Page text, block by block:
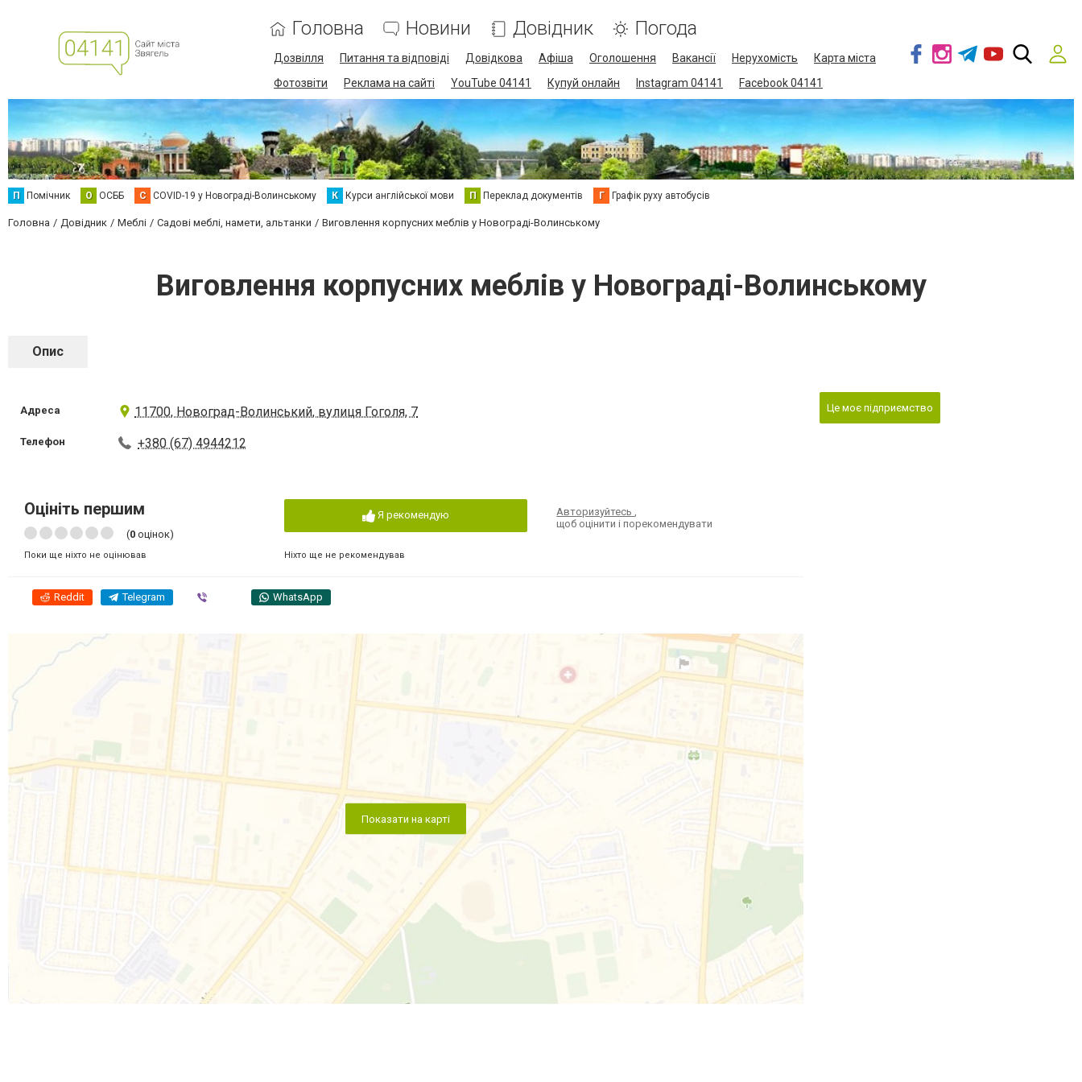
Головна Новини Довідник Погода
Дозвілля Питання та відповіді Довідкова Афіша Оголошення Вакансії Нерухомість
Карта міста
Фотозвіти
Реклама на сайті YouTube 04141 Купуй онлайн Instagram 04141 Facebook 04141
П Помічник О ОСББ C COVID-19 у Новограді-Волинському К Курси англійської мови П Переклад документів Г Графік руху автобусів
Головна Довідник Меблі Садові меблі, намети, альтанки Виговлення корпусних меблів у Новограді-Волинському
Виговлення корпусних меблів у Новограді-Волинському
Опис
Адреса 11700, Новоград-Волинський, вулиця Гоголя, 7
Телефон +380 (67) 4944212
Оцініть першим
(0 оцінок)
Поки ще ніхто не оцінював
Я рекомендую
Ніхто ще не рекомендував
Авторизуйтесь,
щоб оцінити і порекомендувати
Reddit Telegram WhatsApp
Показати на карті
Це моє підприємство